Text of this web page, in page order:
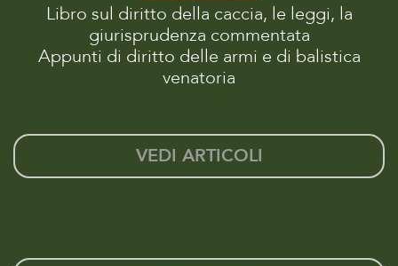
Libro sul diritto della caccia, le leggi, la
giurisprudenza commentata
Appunti di diritto delle armi e di balistica
venatoria
VEDI ARTICOLI